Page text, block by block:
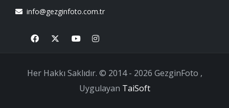
info@gezginfoto.com.tr
Her Hakkı Saklıdır. © 2014 - 2026 GezginFoto ,
Uygulayan TaiSoft